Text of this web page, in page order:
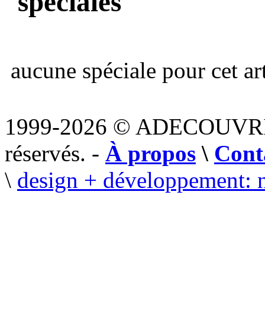
aucune spéciale pour cet
1999-2026 ©
réservés. - À propos \
\ design + développement: